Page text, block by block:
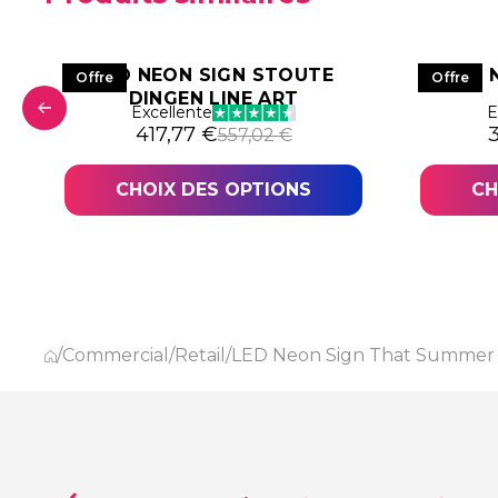
€.
€.
OffreLED NEON SIGN STOUTE
DINGEN LINE ART
Excellente
557,02€
Le prix initial était : 557,02 €.
417,77 €
Le prix actuel est : 417,77 €.
CHOIX DES OPTIONS
Offre
LED
/Commercial /Retail /LED Neon Sign That